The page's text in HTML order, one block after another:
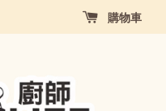
購物車